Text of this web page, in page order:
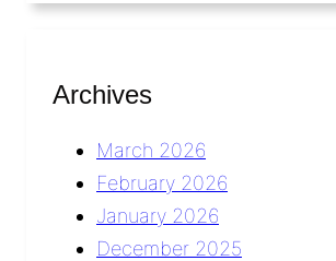
Archives
March 2026
February 2026
January 2026
December 2025